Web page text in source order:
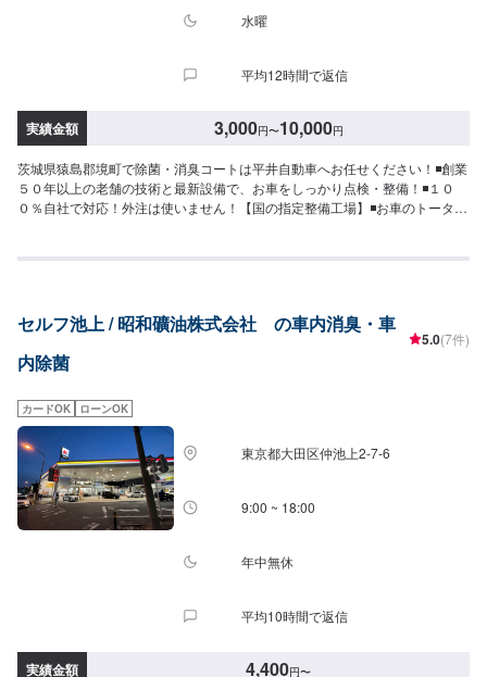
水曜
平均12時間で返信
実績金額 3,000円〜10,000円
茨城県猿島郡境町で除菌・消臭コートは平井自動車へお任せください！◾創業
５０年以上の老舗の技術と最新設備で、お車をしっかり点検・整備！◾１０
０％自社で対応！外注は使いません！【国の指定整備工場】◾お車のトータル
た…★保険を使えべきなのかわからない…などのご相談もお気軽にどうぞ！
ご納得いただければ作業開始【4】仕上がり次第納車-----納期について-----納
期は通常1日～2日程度で納車となります。車種や条件などにより、納期は前
後する場合がございます。予めご了承ください。-----代車について-----無料の
料代はお客様にご負担いただいております。※内容などにより貸し出し出来か
ねる場合もございます。-----ご来店時の注意、受付方法-----入庫の際はお気を
つけてお越しください。駐車スペースは事務所前のお客様駐車スペースに駐
車してください。受付はスタッフへ「メンテモで予約しました」とお伝えく
ださい。ご案内いたします。
セルフ池上 / 昭和礦油株式会社 の車内消臭・車
内除菌
5.0(7件)
カードOK ローンOK
東京都大田区仲池上2-7-6
9:00 ~ 18:00
年中無休
平均10時間で返信
実績金額 4,400円〜